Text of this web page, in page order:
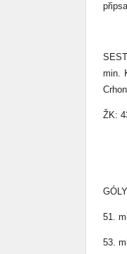
min.
ŽK:
51.
53.